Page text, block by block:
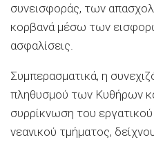
συνεισφοράς, των
κορβανά μέσω των
ασφαλίσεις.
Συμπερασματικά, η
πληθυσμού των Κυθήρων
συρρίκνωση του εργατικού
νεανικού τμήματος,